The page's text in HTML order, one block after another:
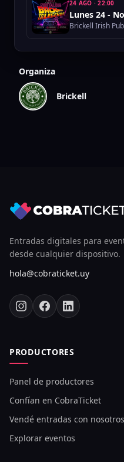
24 AGO ·22:00
Lunes 24 -
Brickell Irish Pub
Organiza
Brickell
Entradas digitales para
desde cualquier dispositivo.
hola@cobraticket.uy
PRODUCTORES
Panel de productores
Confían en CobraTicket
Vendé entradas con nosotros
Explorar eventos